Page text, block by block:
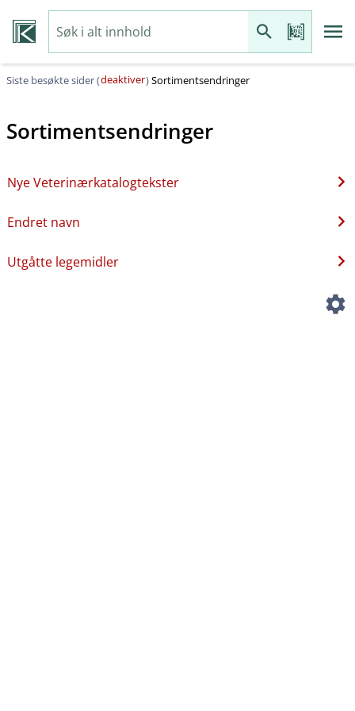
Siste besøkte sider (deaktiver)Sortimentsendringer
Sortimentsendringer
Nye Veterinærkatalogtekster
Endret navn
Utgåtte legemidler